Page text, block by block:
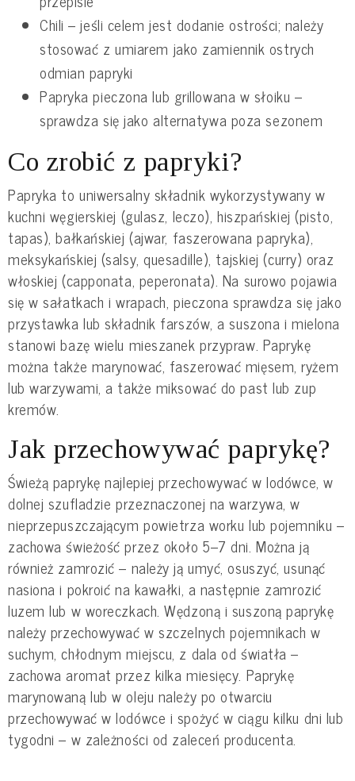
Chili – jeśli celem jest dodanie ostrości; należy
stosować z umiarem jako zamiennik ostrych
odmian papryki
Papryka pieczona lub grillowana w słoiku –
sprawdza się jako alternatywa poza sezonem
Co zrobić z papryki?
Papryka to uniwersalny składnik wykorzystywany w
kuchni węgierskiej (gulasz, leczo), hiszpańskiej (pisto,
tapas), bałkańskiej (ajwar, faszerowana papryka),
meksykańskiej (salsy, quesadille), tajskiej (curry) oraz
włoskiej (capponata, peperonata). Na surowo pojawia
się w sałatkach i wrapach, pieczona sprawdza się jako
przystawka lub składnik farszów, a suszona i mielona
stanowi bazę wielu mieszanek przypraw. Paprykę
można także marynować, faszerować mięsem, ryżem
lub warzywami, a także miksować do past lub zup
kremów.
Jak przechowywać paprykę?
Świeżą paprykę najlepiej przechowywać w lodówce, w
dolnej szufladzie przeznaczonej na warzywa, w
nieprzepuszczającym powietrza worku lub pojemniku –
zachowa świeżość przez około 5–7 dni. Można ją
również zamrozić – należy ją umyć, osuszyć, usunąć
nasiona i pokroić na kawałki, a następnie zamrozić
luzem lub w woreczkach. Wędzoną i suszoną paprykę
należy przechowywać w szczelnych pojemnikach w
suchym, chłodnym miejscu, z dala od światła –
zachowa aromat przez kilka miesięcy. Paprykę
marynowaną lub w oleju należy po otwarciu
przechowywać w lodówce i spożyć w ciągu kilku dni lub
tygodni – w zależności od zaleceń producenta.